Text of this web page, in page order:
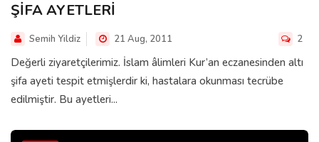
ŞİFA AYETLERİ
Semih Yildiz 21 Aug, 2011 2
Değerli ziyaretçilerimiz. İslam âlimleri Kur’an eczanesinden altı
şifa ayeti tespit etmişlerdir ki, hastalara okunması tecrübe
edilmiştir. Bu ayetleri...